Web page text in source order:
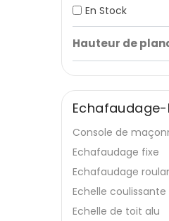
En Stock
Hauteur de
Console de
Echafaudage fixe
Echafaudage
Echelle coulissante
Echelle de toit alu